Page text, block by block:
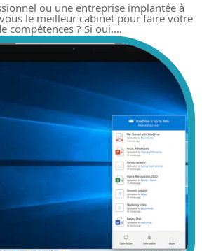
ou une entreprise implantée à
le meilleur cabinet pour faire votre
compétences ? Si oui,…